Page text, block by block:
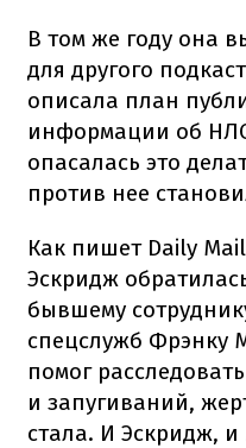
В том же году она
для другого
описала план
информации об
опасалась это
против нее
Как пишет Daily
Эскридж
бывшему
спецслужб Фрэнку
помог
и запугиваний,
стала. И Эскридж,